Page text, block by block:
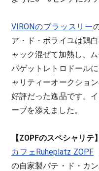
VIRONのブラッスリー
ア・ド・ボライユは鶏
ャック混ぜて加熱し、ム
バゲットレトロドール
ャリティーオークショ
好評だった逸品です。
ーブを添えました。
【ZOPFのスペシャリテ】
カフェRuheplatz ZOPF
の自家製パテ・ド・カ